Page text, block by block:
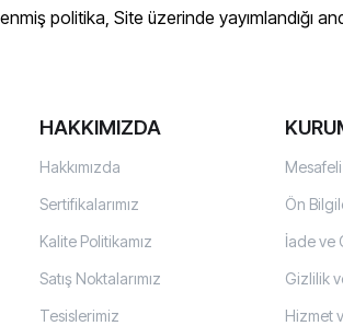
politika, Site üzerinde yayımlandığı
HAKKIMIZDA
Hakkımızda
Sertifikalarımız
Kalite Politikamız
Satış Noktalarımız
Tesislerimiz
Ön
İade ve
Gizlilik
Hizmet